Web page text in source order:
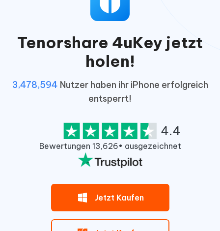
Tenorshare 4uKey jetzt
holen!
3,478,594 Nutzer haben ihr iPhone erfolgreich
entsperrt!
Bewertungen 13,626• ausgezeichnet
4.4
Jetzt Kaufen